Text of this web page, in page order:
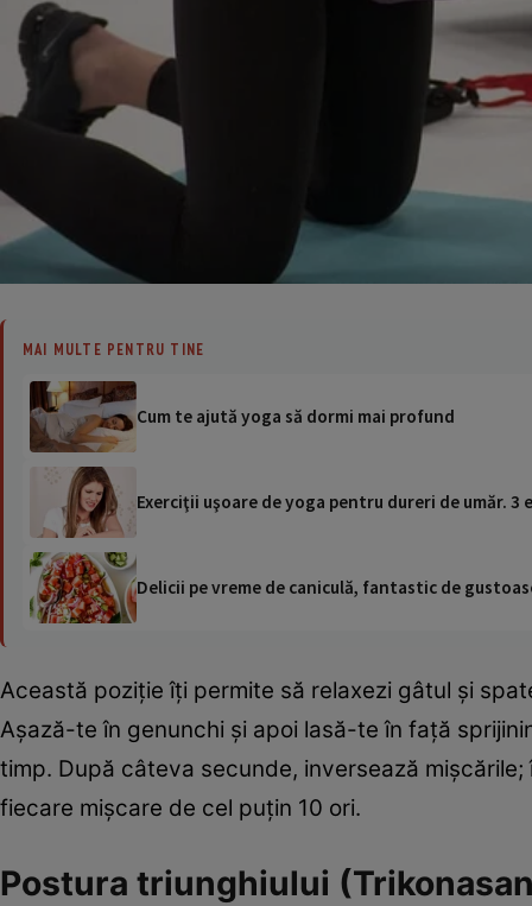
MAI MULTE PENTRU TINE
Cum te ajută yoga să dormi mai profund
Exerciţii uşoare de yoga pentru dureri de umăr. 3
Delicii pe vreme de caniculă, fantastic de
Această poziţie îţi permite să relaxezi gâtul şi
Aşază-te în genunchi şi apoi lasă-te în faţă
timp. După câteva secunde, inversează
fiecare mişcare de cel puţin 10 ori.
Postura triunghiului